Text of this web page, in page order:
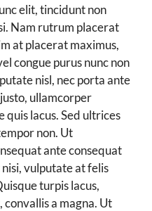
elit, tincidunt non
Nam rutrum placerat
at placerat maximus,
congue purus nunc non
nisl, nec porta ante
ullamcorper
lacus. Sed ultrices
non. Ut
ante consequat
vulputate at felis
turpis lacus,
a magna. Ut